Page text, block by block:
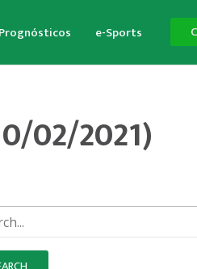
Prognósticos e-Sports
02/2021)